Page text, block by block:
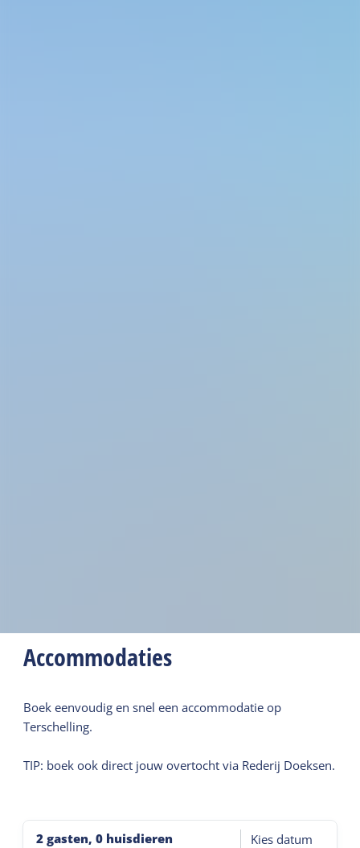
Accommodaties
Boek eenvoudig en snel een accommodatie op
Terschelling.
TIP: boek ook direct jouw overtocht via Rederij Doeksen.
2 gasten, 0 huisdieren Kies datum